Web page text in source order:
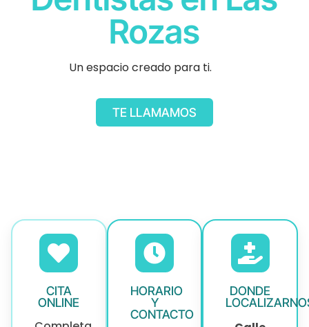
Rozas
Un espacio creado para ti.
TE LLAMAMOS
CITA
ONLINE
HORARIO
Y
CONTACTO
DONDE